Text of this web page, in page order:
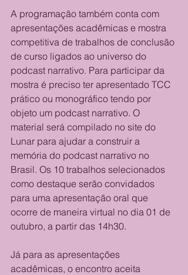
A programação também conta com
apresentações acadêmicas e mostra
competitiva de trabalhos de conclusão
de curso ligados ao universo do
podcast narrativo. Para participar da
mostra é preciso ter apresentado TCC
prático ou monográfico tendo por
objeto um podcast narrativo. O
material será compilado no site do
Lunar para ajudar a construir a
memória do podcast narrativo no
Brasil. Os 10 trabalhos selecionados
como destaque serão convidados
para uma apresentação oral que
ocorre de maneira virtual no dia 01 de
outubro, a partir das 14h30.
Já para as apresentações
acadêmicas, o encontro aceita